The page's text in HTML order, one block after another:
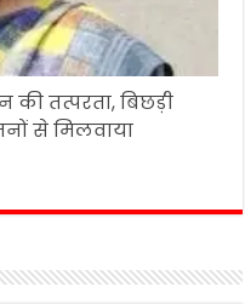
की तत्परता, बिछड़ी
से मिलवाया